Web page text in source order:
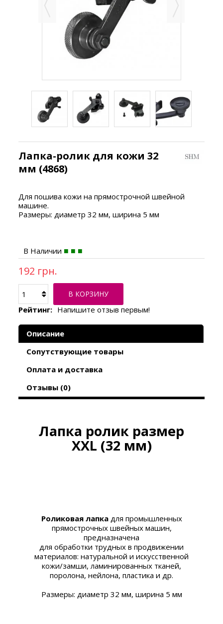
Лапка-ролик для кожи 32
мм (4868)
Для пошива кожи на прямострочной швейной
машине.
Размеры: диаметр 32 мм, ширина 5 мм
В Наличии
192 грн.
В КОРЗИНУ
Рейтинг: Напишите отзыв первым!
Описание
Сопутствующие товары
Оплата и доставка
Отзывы (0)
Лапка ролик размер
XХL (32 мм)
Роликовая лапкадля промышленных
прямострочных швейных машин,
предназначена
для обработки трудных в продвижении
материалов: натуральной и искусственной
кожи/замши, ламинированных тканей,
поролона, нейлона, пластика и др.
Размеры: диаметр 32 мм, ширина 5 мм